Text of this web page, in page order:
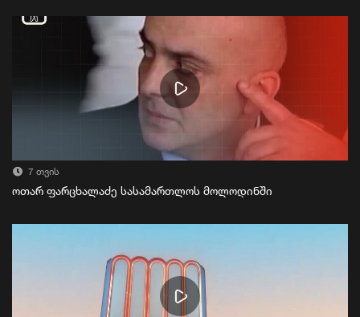
7 თვის
ოთარ ფარცხალაძე სასამართლოს მოლოდინში